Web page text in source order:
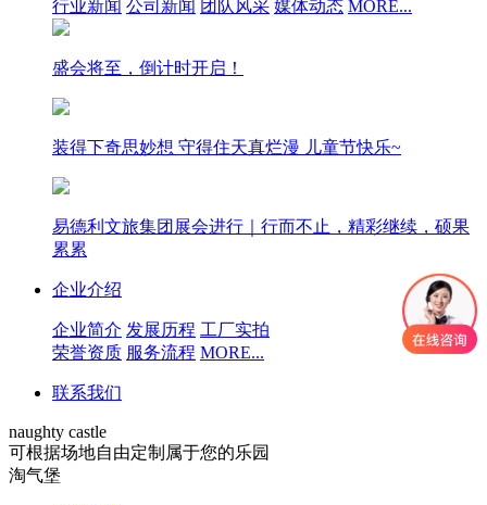
行业新闻 公司新闻 团队风采 媒体动态 MORE...
盛会将至，倒计时开启！
装得下奇思妙想 守得住天真烂漫 儿童节快乐~
易德利文旅集团展会进行｜行而不止，精彩继续，硕果
累累
企业介绍
企业简介 发展历程 工厂实拍
荣誉资质 服务流程 MORE...
联系我们
naughty castle
可根据场地自由定制属于您的乐园
淘气堡